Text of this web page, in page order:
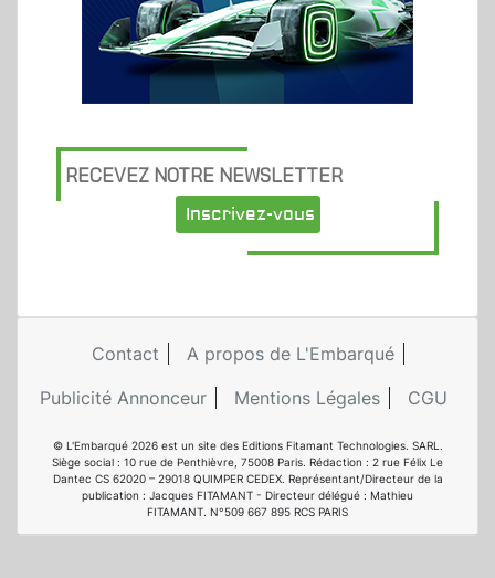
RECEVEZ NOTRE NEWSLETTER
Inscrivez-vous
Contact
A propos de L'Embarqué
Publicité Annonceur
Mentions Légales CGU
© L'Embarqué 2026 est un site des Editions Fitamant Technologies. SARL.
Siège social : 10 rue de Penthièvre, 75008 Paris. Rédaction : 2 rue Félix Le
Dantec CS 62020 – 29018 QUIMPER CEDEX. Représentant/Directeur de la
publication : Jacques FITAMANT - Directeur délégué : Mathieu
FITAMANT. N°509 667 895 RCS PARIS